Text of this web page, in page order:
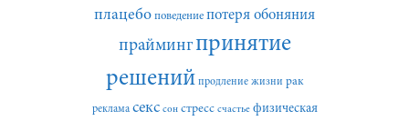
плацебо поведение потеря обоняния
праймингпринятие
решений продление жизни рак
реклама секс сон стресс счастье физическая